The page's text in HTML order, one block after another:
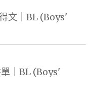
文｜BL (Boys'
｜BL (Boys'